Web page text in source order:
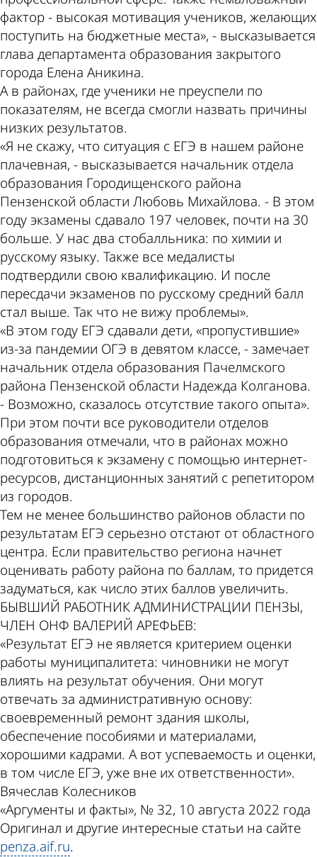
фактор - высокая мотивация учеников, желающих
поступить на бюджетные места», - высказывается
глава департамента образования закрытого
города Елена Аникина.
А в районах, где ученики не преуспели по
показателям, не всегда смогли назвать причины
низких результатов.
«Я не скажу, что ситуация с ЕГЭ в нашем районе
плачевная, - высказывается начальник отдела
образования Городищенского района
Пензенской области Любовь Михайлова. - В этом
году экзамены сдавало 197 человек, почти на 30
больше. У нас два стобалльника: по химии и
русскому языку. Также все медалисты
подтвердили свою квалификацию. И после
пересдачи экзаменов по русскому средний балл
стал выше. Так что не вижу проблемы».
«В этом году ЕГЭ сдавали дети, «пропустившие»
из-за пандемии ОГЭ в девятом классе, - замечает
начальник отдела образования Пачелмского
района Пензенской области Надежда Колганова.
- Возможно, сказалось отсутствие такого опыта».
При этом почти все руководители отделов
образования отмечали, что в районах можно
подготовиться к экзамену с помощью интернет-
ресурсов, дистанционных занятий с репетитором
из городов.
Тем не менее большинство районов области по
результатам ЕГЭ серьезно отстают от областного
центра. Если правительство региона начнет
оценивать работу района по баллам, то придется
задуматься, как число этих баллов увеличить.
БЫВШИЙ РАБОТНИК АДМИНИСТРАЦИИ ПЕНЗЫ,
ЧЛЕН ОНФ ВАЛЕРИЙ АРЕФЬЕВ:
«Результат ЕГЭ не является критерием оценки
работы муниципалитета: чиновники не могут
влиять на результат обучения. Они могут
отвечать за административную основу:
своевременный ремонт здания школы,
обеспечение пособиями и материалами,
хорошими кадрами. А вот успеваемость и оценки,
в том числе ЕГЭ, уже вне их ответственности».
Вячеслав Колесников
«Аргументы и факты», № 32, 10 августа 2022 года
Оригинал и другие интересные статьи на сайте
penza.aif.ru.